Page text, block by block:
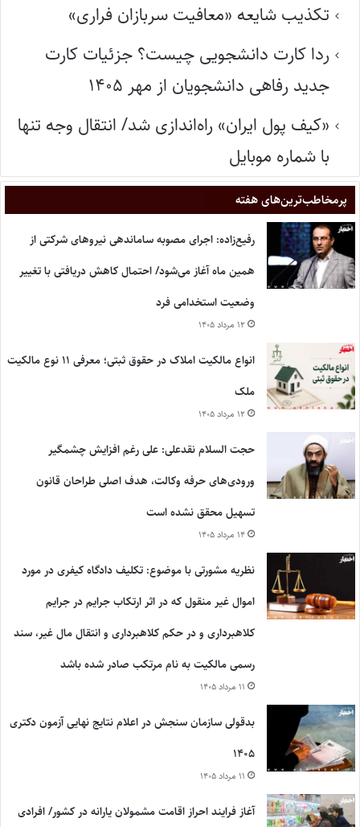
تکذیب شایعه «معافیت سربازان فراری»
ردا کارت دانشجویی چیست؟ جزئیات کارت
جدید رفاهی دانشجویان از مهر ۱۴۰۵
«کیف پول ایران» راه‌اندازی شد/ انتقال وجه تنها
با شماره موبایل
پر‌مخاطب‌ترین‌های هفته
رفیع‌زاده: اجرای مصوبه ساماندهی نیروهای شرکتی از
همین ماه آغاز می‌شود/ احتمال کاهش دریافتی با تغییر
وضعیت استخدامی فرد
۱۲ مرداد ۱۴۰۵
انواع مالکیت املاک در حقوق ثبتی؛ معرفی ۱۱ نوع مالکیت
ملک
۱۲ مرداد ۱۴۰۵
حجت السلام نقدعلی: علی رغم افزایش چشمگیر
ورودی‌های حرفه وکالت، هدف اصلی طراحان قانون
تسهیل محقق نشده است
۱۴ مرداد ۱۴۰۵
نظریه مشورتی با موضوع: تکلیف دادگاه کیفری در مورد
اموال غیر منقول که در اثر ارتکاب جرایم در جرایم
کلاهبرداری و در حکم کلاهبرداری و انتقال مال غیر، سند
رسمی مالکیت به نام مرتکب صادر شده باشد
۱۱ مرداد ۱۴۰۵
بدقولی سازمان سنجش در اعلام نتایج نهایی آزمون دکتری
۱۴۰۵
۱۱ مرداد ۱۴۰۵
آغاز فرایند احراز اقامت مشمولان یارانه در کشور/ افرادی